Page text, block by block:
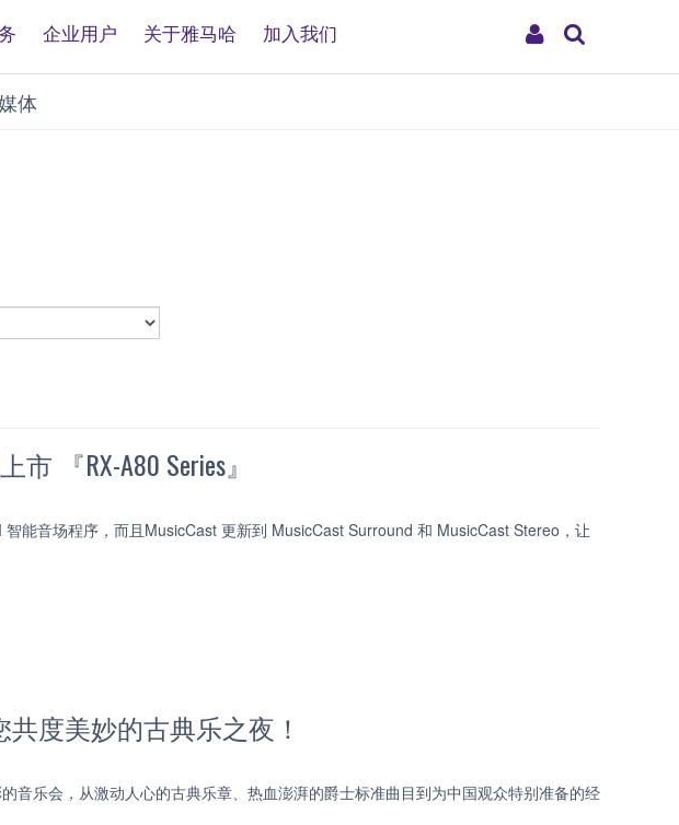
My
企业用户 关于雅马哈 加入我们
体
市 『RX-A80 Series』
能音场程序，而且MusicCast 更新到 MusicCast Surround 和 MusicCast Stereo，让
共度美妙的古典乐之夜！
音乐会，从激动人心的古典乐章、热血澎湃的爵士标准曲目到为中国观众特别准备的经